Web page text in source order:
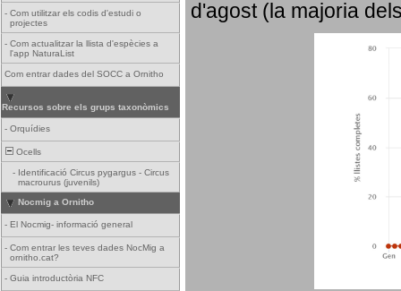
- Com utilitzar els codis d'estudi o
projectes
- Com actualitzar la llista d'espècies a
l'app NaturaList
Com entrar dades del SOCC a Ornitho
Recursos sobre els grups taxonòmics
- Orquídies
Ocells
- Identificació Circus pygargus - Circus
macrourus (juvenils)
Nocmig a Ornitho
- El Nocmig- informació general
- Com entrar les teves dades NocMig a
ornitho.cat?
- Guia introductòria NFC
d'agost (la majoria